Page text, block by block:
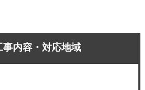
事内容・対応地域